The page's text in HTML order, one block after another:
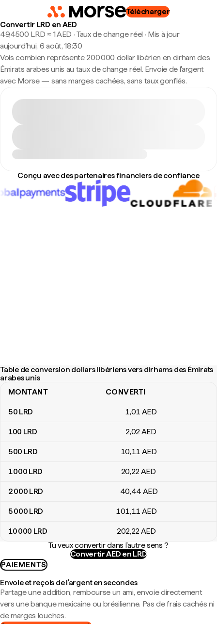
Télécharger
Convertir LRD en AED
49,4500 LRD ≈ 1 AED · Taux de change réel · Mis à jour
aujourd’hui, 6 août, 18:30
Vois combien représente 200 000 dollar libérien en dirham des
Émirats arabes unis au taux de change réel. Envoie de l'argent
avec Morse — sans marges cachées, sans taux gonflés.
Conçu avec des partenaires financiers de confiance
Table de conversion dollars libériens vers dirhams des Émirats
arabes unis
Table de conversion dollars libériens vers dirhams des Émirats
MONTANT CONVERTI
50 LRD 1,01 AED
100 LRD 2,02AED
500 LRD 10,11 AED
1 000 LRD 20,22AED
2 000 LRD 40,44 AED
5 000 LRD 101,11 AED
10 000 LRD 202,22AED
Tu veux convertir dans l'autre sens ?
Convertir AED en LRD
PAIEMENTS
Envoie et reçois de l'argent en secondes
Partage une addition, rembourse un ami, envoie directement
vers une banque mexicaine ou brésilienne. Pas de frais cachés ni
de marges louches.